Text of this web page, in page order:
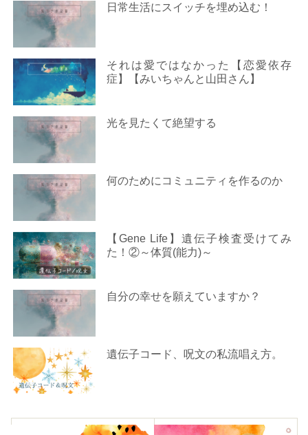
日常生活にスイッチを埋め込む！
それは愛ではなかった【恋愛依存
症】【みいちゃんと山田さん】
光を見たくて絶望する
何のためにコミュニティを作るのか
【Gene Life】遺伝子検査受けてみ
た！②～体質(能力)～
自分の幸せを願えていますか？
遺伝子コード、呪文の私流唱え方。